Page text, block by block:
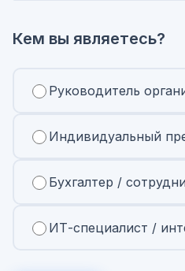
Кем вы являетесь?
Руководитель
Индивидуальный
Бухгалтер /
ИТ-специалист /